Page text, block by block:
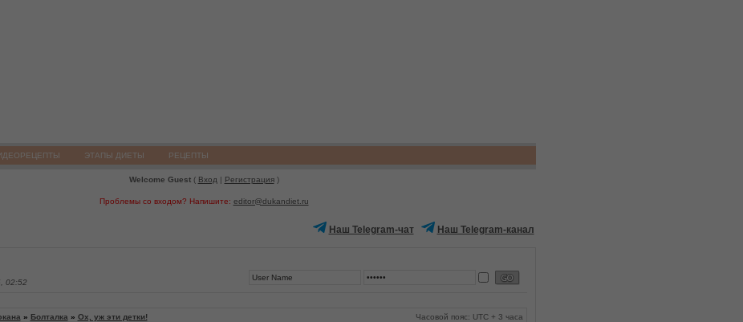
ЭТАПЫ ДИЕТЫ РЕЦЕПТЫ
Welcome Guest( Вход | Регистрация)
Проблемы со входом? Напишите: editor@dukandiet.ru
Наш Telegram-чат Наш Telegram-канал
02:52
» Болталка » Ох, уж эти детки! Часовой пояс: UTC + 3 часа